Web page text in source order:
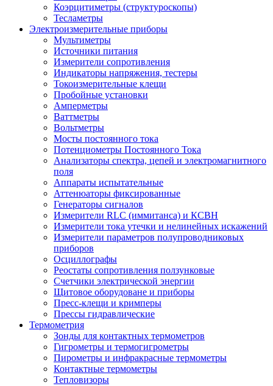
Коэрцитиметры (структуроскопы)
Тесламетры
Электроизмерительные приборы
Мультиметры
Источники питания
Измерители сопротивления
Индикаторы напряжения, тестеры
Токоизмерительные клещи
Пробойные установки
Амперметры
Ваттметры
Вольтметры
Мосты постоянного тока
Потенциометры Постоянного Тока
Анализаторы спектра, цепей и электромагнитного
поля
Аппараты испытательные
Аттенюаторы фиксированные
Генераторы сигналов
Измерители RLC (иммитанса) и КСВН
Измерители тока утечки и нелинейных искажений
Измерители параметров полупроводниковых
приборов
Осциллографы
Реостаты сопротивления ползунковые
Счетчики электрической энергии
Щитовое оборудоване и приборы
Пресс-клещи и кримперы
Прессы гидравлические
Термометрия
Зонды для контактных термометров
Гигрометры и термогигрометры
Пирометры и инфракрасные термометры
Контактные термометры
Тепловизоры